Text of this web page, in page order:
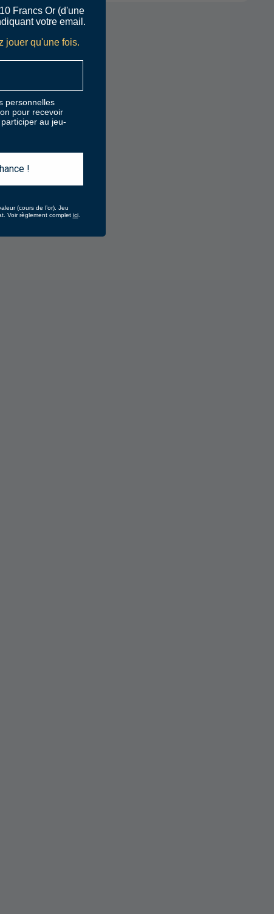
Francs Or (d'une
votre email.
jouer qu'une fois.
personnelles
pour recevoir
au jeu-
!
(cours de l’or). Jeu
Voir règlement complet ici.